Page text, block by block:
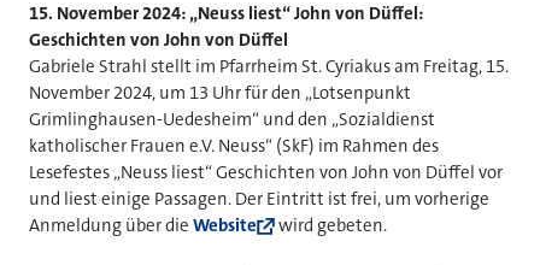
15. November 2024: „Neuss liest“ John von Düffel:
Geschichten von John von Düffel
Gabriele Strahl stellt im Pfarrheim St. Cyriakus am Freitag, 15.
November 2024, um 13 Uhr für den „Lotsenpunkt
Grimlinghausen-Uedesheim“ und den „Sozialdienst
katholischer Frauen e.V. Neuss“ (SkF) im Rahmen des
Lesefestes „Neuss liest“ Geschichten von John von Düffel vor
und liest einige Passagen. Der Eintritt ist frei, um vorherige
Anmeldung über die Website wird gebeten.